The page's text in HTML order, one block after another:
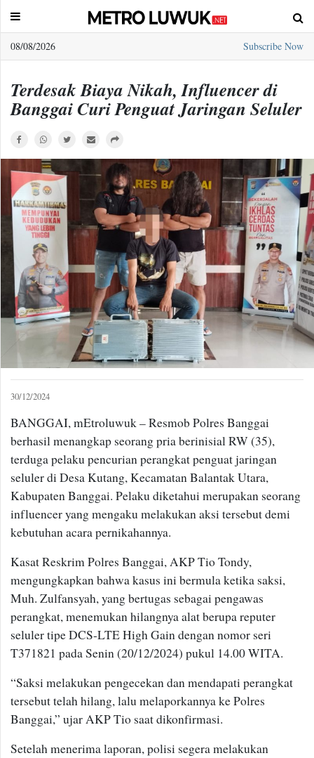
08/08/2026
Subscribe Now
Sample
Terdesak Biaya Nikah, Influencer di
Banggai Curi Penguat Jaringan Seluler
30/12/2024
BANGGAI, mEtroluwuk – Resmob Polres Banggai
berhasil menangkap seorang pria berinisial RW (35),
terduga pelaku pencurian perangkat penguat jaringan
seluler di Desa Kutang, Kecamatan Balantak Utara,
Kabupaten Banggai. Pelaku diketahui merupakan seorang
influencer yang mengaku melakukan aksi tersebut demi
kebutuhan acara pernikahannya.
Kasat Reskrim Polres Banggai, AKP Tio Tondy,
mengungkapkan bahwa kasus ini bermula ketika saksi,
Muh. Zulfansyah, yang bertugas sebagai pengawas
perangkat, menemukan hilangnya alat berupa reputer
seluler tipe DCS-LTE High Gain dengan nomor seri
T371821 pada Senin (20/12/2024) pukul 14.00 WITA.
“Saksi melakukan pengecekan dan mendapati perangkat
tersebut telah hilang, lalu melaporkannya ke Polres
Banggai,” ujar AKP Tio saat dikonfirmasi.
Setelah menerima laporan, polisi segera melakukan